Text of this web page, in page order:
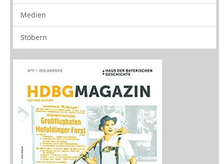
Medien
Stöbern